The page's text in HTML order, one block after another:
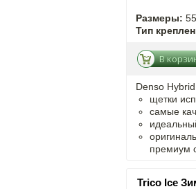
Размеры:
Тип
В
Denso
щетки
самые
премиум
Trico Ice